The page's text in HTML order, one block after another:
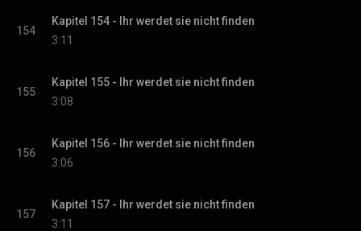
154
Kapitel 154 - Ihr werdet sie nicht finden
3:11
155
Kapitel 155 - Ihr werdet sie nicht finden
3:08
156
Kapitel 156 - Ihr werdet sie nicht finden
3:06
157
Kapitel 157 - Ihr werdet sie nicht finden
3:11